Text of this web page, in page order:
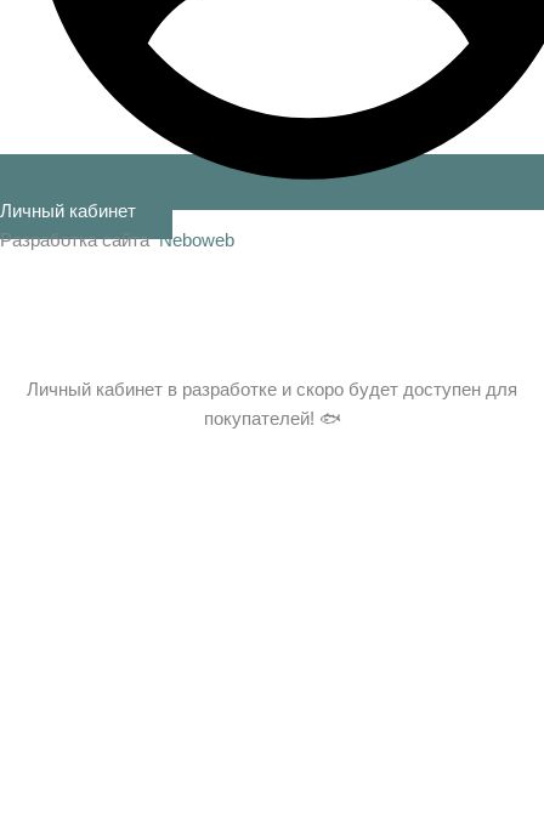
Личный кабинет
Разработка сайтаNeboweb
Личный кабинет в разработке и скоро будет доступен для
покупателей! 🐟